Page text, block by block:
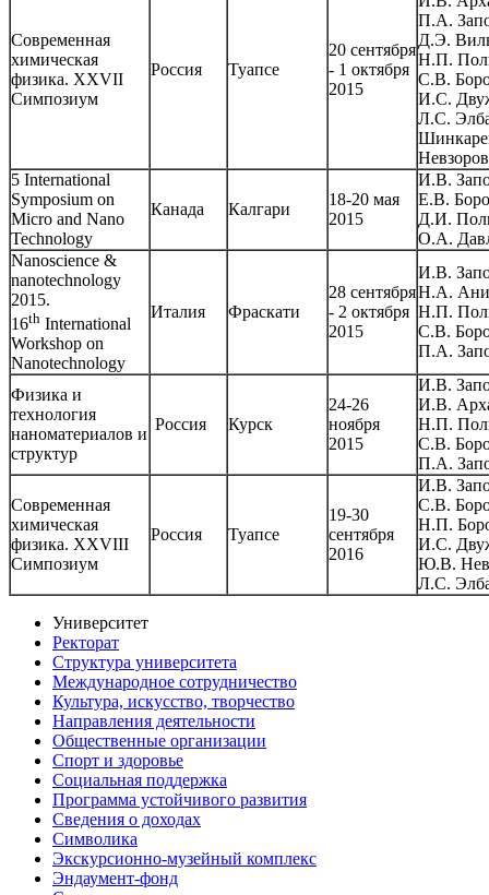
Современная
химическая
физика. XXVII
Симпозиум
Россия Туапсе
20 сентября
- 1 октября
2015
П.А.
Д.Э.
Н.П.
С.В.
И.С.
Л.С.
5 International
Symposium on
Micro and Nano
Technology
Канада Калгари
18-20 мая
2015
И.В.
Е.В.
Д.И.
О.А.
Nanoscience &
nanotechnology
2015.
16th International
Workshop on
Nanotechnology
Италия Фраскати
28 сентября
- 2 октября
2015
И.В.
Н.А.
Н.П.
С.В.
П.А.
Физика и
технология
наноматериалов и
структур
Россия Курск
24-26
ноября
2015
И.В.
И.В.
Н.П.
С.В.
П.А.
Современная
химическая
физика. XXVIII
Симпозиум
Россия Туапсе
19-30
сентября
2016
И.В.
С.В.
Н.П.
И.С.
Ю.В.
Л.С.
Университет
Ректорат
Структура университета
Международное сотрудничество
Культура, искусство, творчество
Направления деятельности
Общественные организации
Спорт и здоровье
Социальная поддержка
Программа устойчивого развития
Сведения о доходах
Символика
Экскурсионно-музейный комплекс
Эндаумент-фонд